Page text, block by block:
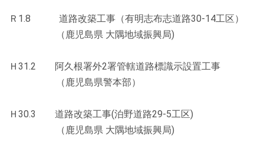
Ｒ1.8 道路改築工事（有明志布志道路30-14工区）
（鹿児島県 大隅地域振興局)
Ｈ31.2 阿久根署外2署管轄道路標識示設置工事
（鹿児島県警本部）
Ｈ30.3 道路改築工事(泊野道路29-5工区)
（鹿児島県 大隅地域振興局)